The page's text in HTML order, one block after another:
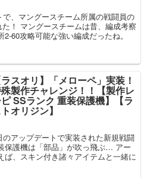
、マングースチーム所属の戦闘員の
！ マングースチームは昔、編成考察
60攻略可能な強い編成だったね。
ラスオリ】「メローペ」実装！
製作チャレンジ！！【製作レ
SSランク 重装保護機】【ラ
オリジン】
のアップデートで実装された新規戦闘
保護機は「部品」が吹っ飛ぶ… アー
ば、スキン付き諸々アイテムと一緒に